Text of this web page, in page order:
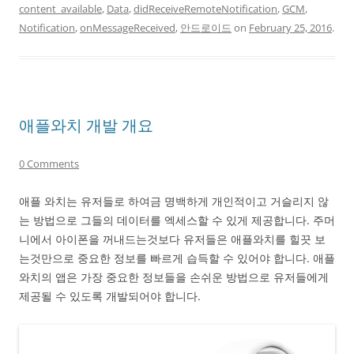
content_available, Data,didReceiveRemoteNotification,GCM,
Notification,onMessageReceived, 안드로이드 on February 25, 2016.
애플와치 개발 개요
0 Comments
애플 와치는 유저들로 하여금 명백하게 개인적이고 거슬리지 않
는 방법으로 그들의 데이터를 엑세스할 수 있게 제공합니다. 주머
니에서 아이폰을 꺼내드는것보다 유저들은 애플와치를 힐끗 보
는것만으로 중요한 정보를 빠르게 습득할 수 있어야 합니다. 애플
와치의 앱은 가장 중요한 정보들을 손쉬운 방법으로 유저들에게
제공될 수 있도록 개발되어야 합니다.